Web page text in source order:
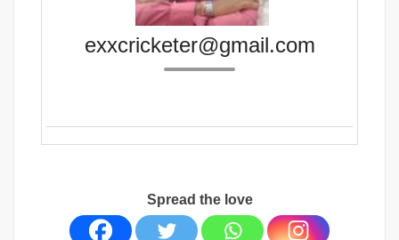
exxcricketer@gmail.com
Spread the love